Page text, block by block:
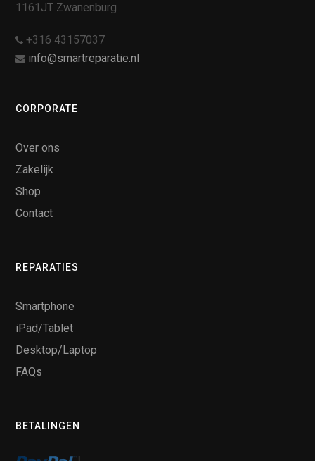
1161JT Zwanenburg
+316 43157037
info@smartreparatie.nl
CORPORATE
Over ons
Zakelijk
Shop
Contact
REPARATIES
Smartphone
iPad/Tablet
Desktop/Laptop
FAQs
BETALINGEN